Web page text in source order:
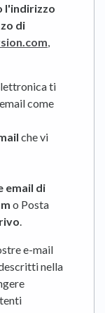
l'indirizzo
di
ti
come
che vi
email di
o Posta
.
e-mail
nella